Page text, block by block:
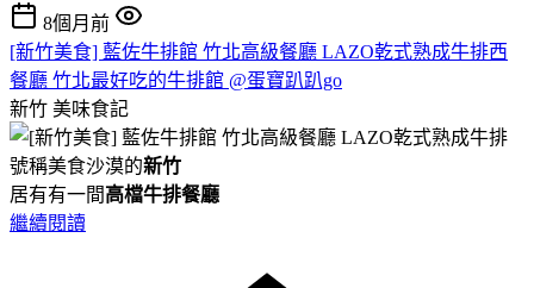
8個月前
[新竹美食] 藍佐牛排館 竹北高級餐廳 LAZO乾式熟成牛排西
餐廳 竹北最好吃的牛排館 @蛋寶趴趴go
新竹 美味食記
號稱美食沙漠的新竹
居有有一間高檔牛排餐廳
繼續閱讀